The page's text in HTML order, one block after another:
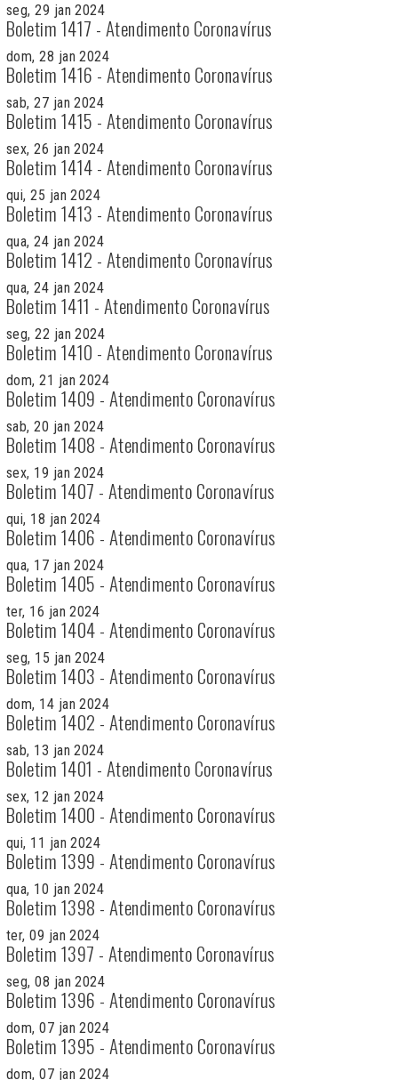
seg, 29 jan 2024
Boletim 1417 - Atendimento Coronavírus
dom, 28 jan 2024
Boletim 1416 - Atendimento Coronavírus
sab, 27 jan 2024
Boletim 1415 - Atendimento Coronavírus
sex, 26 jan 2024
Boletim 1414 - Atendimento Coronavírus
qui, 25 jan 2024
Boletim 1413 - Atendimento Coronavírus
qua, 24 jan 2024
Boletim 1412 - Atendimento Coronavírus
qua, 24 jan 2024
Boletim 1411 - Atendimento Coronavírus
seg, 22 jan 2024
Boletim 1410 - Atendimento Coronavírus
dom, 21 jan 2024
Boletim 1409 - Atendimento Coronavírus
sab, 20 jan 2024
Boletim 1408 - Atendimento Coronavírus
sex, 19 jan 2024
Boletim 1407 - Atendimento Coronavírus
qui, 18 jan 2024
Boletim 1406 - Atendimento Coronavírus
qua, 17 jan 2024
Boletim 1405 - Atendimento Coronavírus
ter, 16 jan 2024
Boletim 1404 - Atendimento Coronavírus
seg, 15 jan 2024
Boletim 1403 - Atendimento Coronavírus
dom, 14 jan 2024
Boletim 1402 - Atendimento Coronavírus
sab, 13 jan 2024
Boletim 1401 - Atendimento Coronavírus
sex, 12 jan 2024
Boletim 1400 - Atendimento Coronavírus
qui, 11 jan 2024
Boletim 1399 - Atendimento Coronavírus
qua, 10 jan 2024
Boletim 1398 - Atendimento Coronavírus
ter, 09 jan 2024
Boletim 1397 - Atendimento Coronavírus
seg, 08 jan 2024
Boletim 1396 - Atendimento Coronavírus
dom, 07 jan 2024
Boletim 1395 - Atendimento Coronavírus
dom, 07 jan 2024